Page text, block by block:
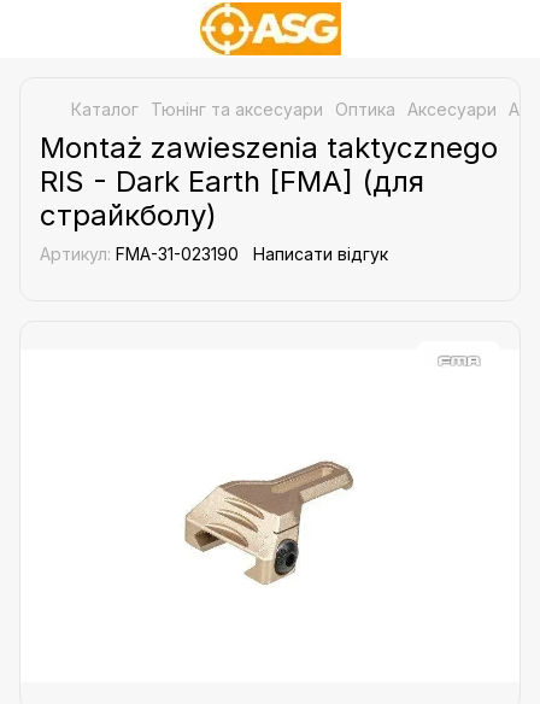
Каталог Тюнінг та аксесуари Оптика Аксесуари
Montaż zawieszenia taktycznego
RIS - Dark Earth [FMA] (для
страйкболу)
Артикул: FMA-31-023190 Написати відгук